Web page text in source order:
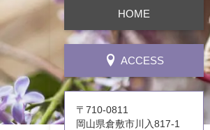
HOME
ACCESS
〒710-0811
岡山県倉敷市川入817-1